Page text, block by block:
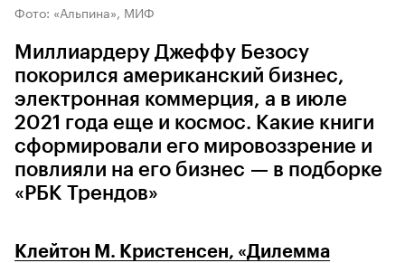
Фото: «Альпина», МИФ
Миллиардеру Джеффу Безосу
покорился американский бизнес,
электронная коммерция, а в июле
2021 года еще и космос. Какие книги
сформировали его мировоззрение и
повлияли на его бизнес — в подборке
«РБК Трендов»
Клейтон М. Кристенсен, «Дилемма